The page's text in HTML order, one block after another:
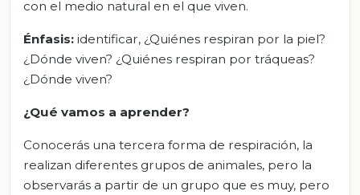
con el medio natural en el que viven.
Énfasis: identificar, ¿Quiénes respiran por la piel?
¿Dónde viven? ¿Quiénes respiran por tráqueas?
¿Dónde viven?
¿Qué vamos a aprender?
Conocerás una tercera forma de respiración, la
realizan diferentes grupos de animales, pero la
observarás a partir de un grupo que es muy, pero